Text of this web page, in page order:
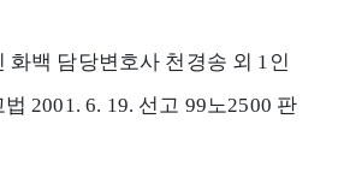
화백 담당변호사 천경송 외 1인
2001. 6. 19. 선고 99노2500 판